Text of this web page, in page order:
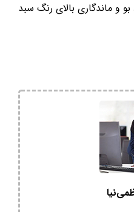
و ماندگاری بالای رنگ سبد